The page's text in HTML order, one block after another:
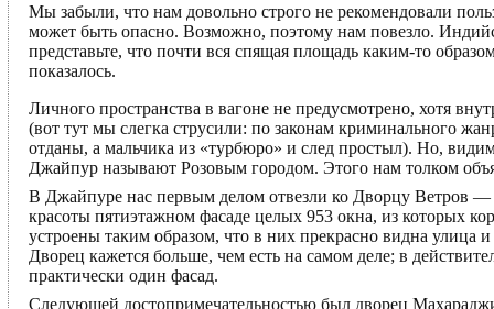
Мы забыли, что нам довольно строго не рекомендовали
может быть опасно. Возможно, поэтому нам повезло.
представьте, что почти вся спящая площадь каким-то
показалось.
Личного пространства в вагоне не предусмотрено, хотя
(вот тут мы слегка струсили: по законам криминального
отданы, а мальчика из «турбюро» и след простыл). Но,
Джайпур называют Розовым городом. Этого нам толком
В Джайпуре нас первым делом отвезли ко Дворцу Ветров
красоты пятиэтажном фасаде целых 953 окна, из которых
устроены таким образом, что в них прекрасно видна
Дворец кажется больше, чем есть на самом деле; в
практически один фасад.
Следующей достопримечательностью был дворец